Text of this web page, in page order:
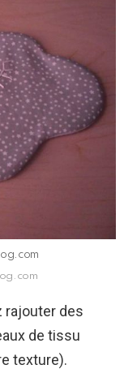
rajouter des
de tissu
texture).